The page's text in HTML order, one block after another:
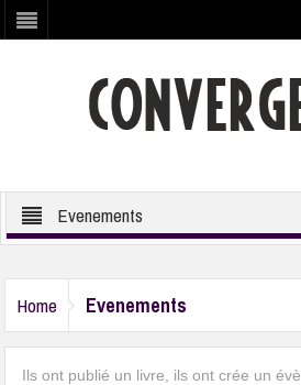
Evenements
Home Evenements
Ils ont publié un livre, ils ont crée un